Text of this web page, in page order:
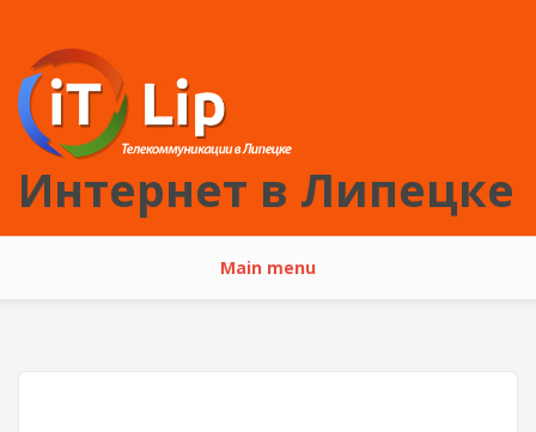
Интернет в Липецке
Main menu